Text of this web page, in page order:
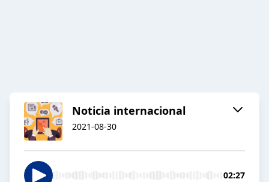
Noticia internacional
2021-08-30
02:27